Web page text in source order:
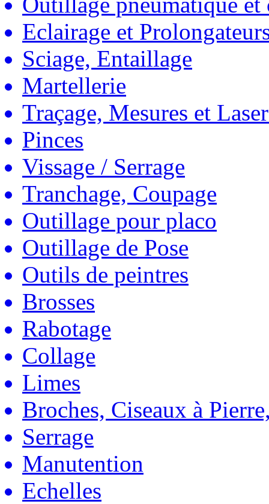
Eclairage et
Sciage, Entaillage
Martellerie
Traçage, Mesures et
Pinces
Vissage / Serrage
Tranchage, Coupage
Outillage pour placo
Outillage de Pose
Outils de peintres
Brosses
Rabotage
Collage
Limes
Broches, Ciseaux à
Serrage
Manutention
Echelles